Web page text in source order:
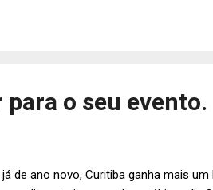
o seu evento.
de ano novo, Curitiba ganha mais